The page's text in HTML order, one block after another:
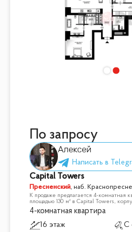
По запросу
Алексей
Capital Towers
Пресненский,наб.
К продаже предлагается 4-комнатная
площадью 130 м² в Capital Towers,
4-комнатная квартира
16 этаж
С